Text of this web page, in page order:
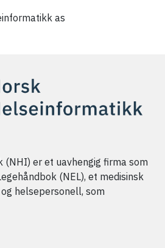
as
er et uavhengig firma som
(NEL), et medisinsk
helsepersonell, som